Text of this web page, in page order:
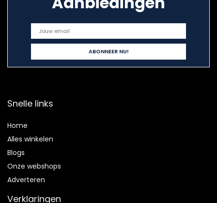
Snelle links
Home
Alles winkelen
Blogs
Onze webshops
Adverteren
Verklaringen